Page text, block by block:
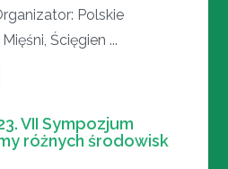
Polskie
Ścięgien ...
VII Sympozjum
różnych środowisk